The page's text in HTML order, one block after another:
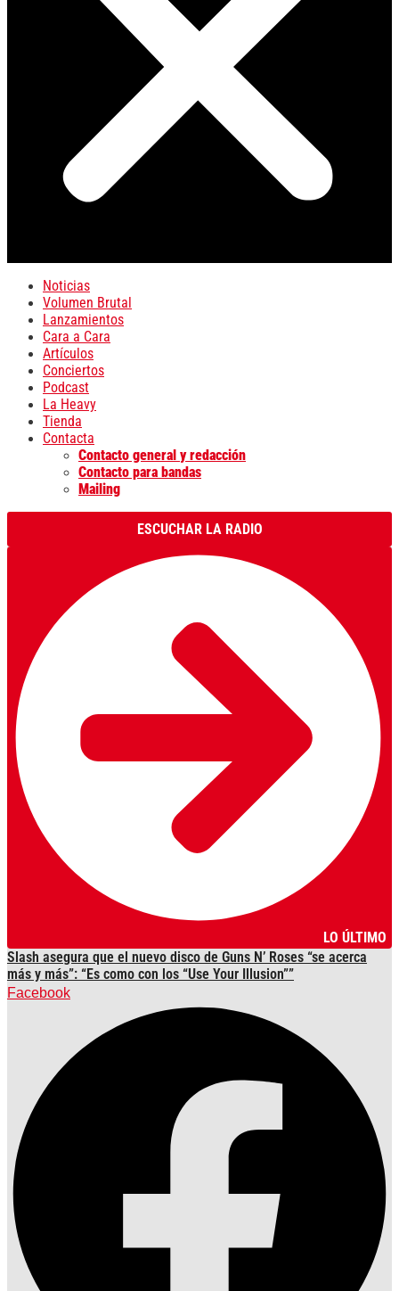
Noticias
Volumen Brutal
Lanzamientos
Cara a Cara
Artículos
Conciertos
Podcast
La Heavy
Tienda
Contacta
Contacto general y redacción
Contacto para bandas
Mailing
ESCUCHAR LA RADIO
LO ÚLTIMO
Slash asegura que el nuevo disco de Guns N’ Roses “se acerca
más y más”: “Es como con los “Use Your Illusion””
Facebook